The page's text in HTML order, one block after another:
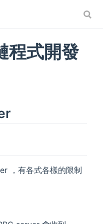
程式開發
，有各式各樣的限制